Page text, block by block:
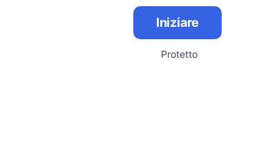
Iniziare
Protetto